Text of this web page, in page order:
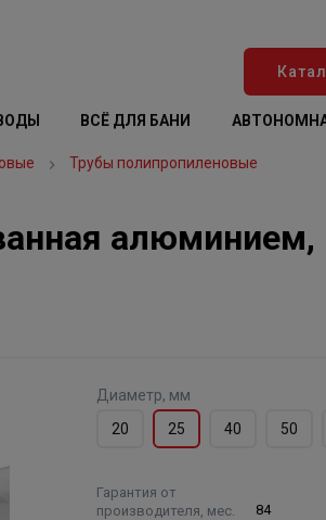
ВСЁ ДЛЯ БАНИ
Трубы полипропиленовые
Диаметр, мм
20
25 40 50
Гарантия от
производителя, мес.
84